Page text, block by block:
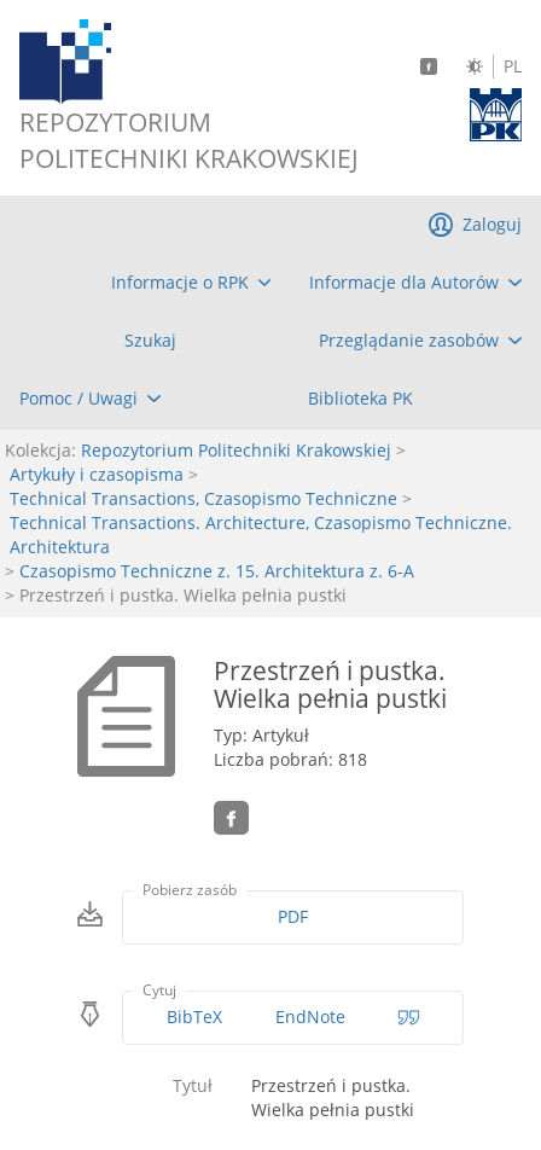
REPOZYTORIUM
POLITECHNIKI KRAKOWSKIEJ
PL
Informacje o RPK Informacje dla Autorów
Szukaj Przeglądanie zasobów
Pomoc / Uwagi Biblioteka PK
Zaloguj
Kolekcja: Repozytorium Politechniki Krakowskiej >
Artykuły i czasopisma >
Technical Transactions, Czasopismo Techniczne >
Technical Transactions. Architecture, Czasopismo Techniczne.
Architektura
> Czasopismo Techniczne z. 15. Architektura z. 6-A
> Przestrzeń i pustka. Wielka pełnia pustki
Przestrzeń i pustka.
Wielka pełnia pustki
Typ: Artykuł
Liczba pobrań: 818
Pobierz zasób
PDF
Cytuj
BibTeX EndNote
Tytuł
Przestrzeń i pustka.
Wielka pełnia pustki